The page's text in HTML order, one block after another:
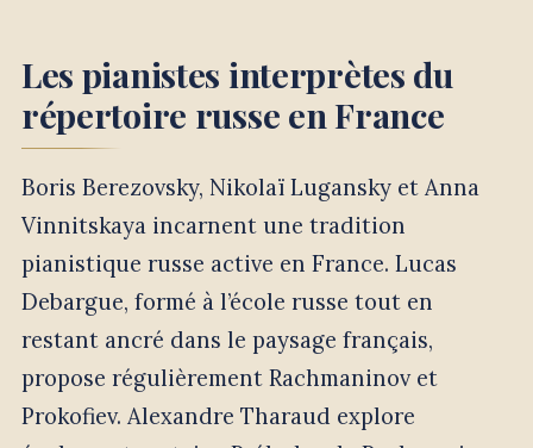
Les pianistes interprètes du
répertoire russe en France
Boris Berezovsky, Nikolaï Lugansky et Anna
Vinnitskaya incarnent une tradition
pianistique russe active en France. Lucas
Debargue, formé à l’école russe tout en
restant ancré dans le paysage français,
propose régulièrement Rachmaninov et
Prokofiev. Alexandre Tharaud explore